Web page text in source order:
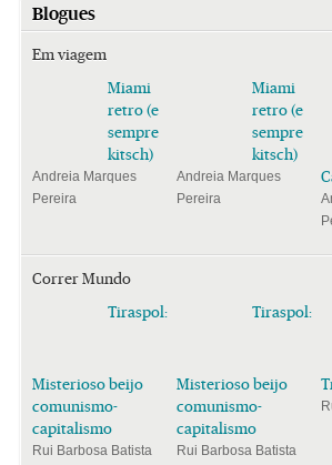
Blogues
Em viagem
Miami
retro (e
sempre
kitsch)
Andreia Marques
Pereira
Miami
retro (e
sempre
kitsch)
Andreia Marques
Pereira
Correr Mundo
Tiraspol:
Misterioso beijo
comunismo-
capitalismo
Rui Barbosa Batista
Tiraspol:
Misterioso beijo
comunismo-
capitalismo
Rui Barbosa Batista